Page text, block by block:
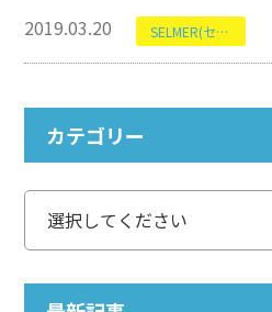
2019.03.20 SELMER(セルマー)
カテゴリー